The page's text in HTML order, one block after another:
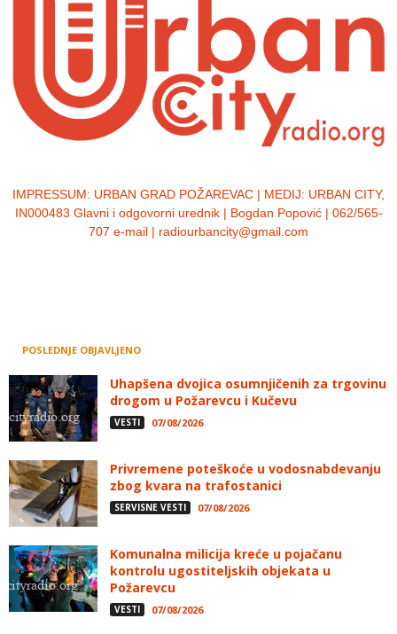
IMPRESSUM: URBAN GRAD POŽAREVAC | MEDIJ: URBAN CITY,
IN000483 Glavni i odgovorni urednik | Bogdan Popović | 062/565-
707 e-mail | radiourbancity@gmail.com
POSLEDNJE OBJAVLJENO
Uhapšena dvojica osumnjičenih za trgovinu
drogom u Požarevcu i Kučevu
VESTI 07/08/2026
Privremene poteškoće u vodosnabdevanju
zbog kvara na trafostanici
SERVISNE VESTI 07/08/2026
Komunalna milicija kreće u pojačanu
kontrolu ugostiteljskih objekata u
Požarevcu
VESTI 07/08/2026